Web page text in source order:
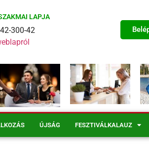
LAPJA
300-42
ÚJSÁG FESZTIVÁLKALAUZ